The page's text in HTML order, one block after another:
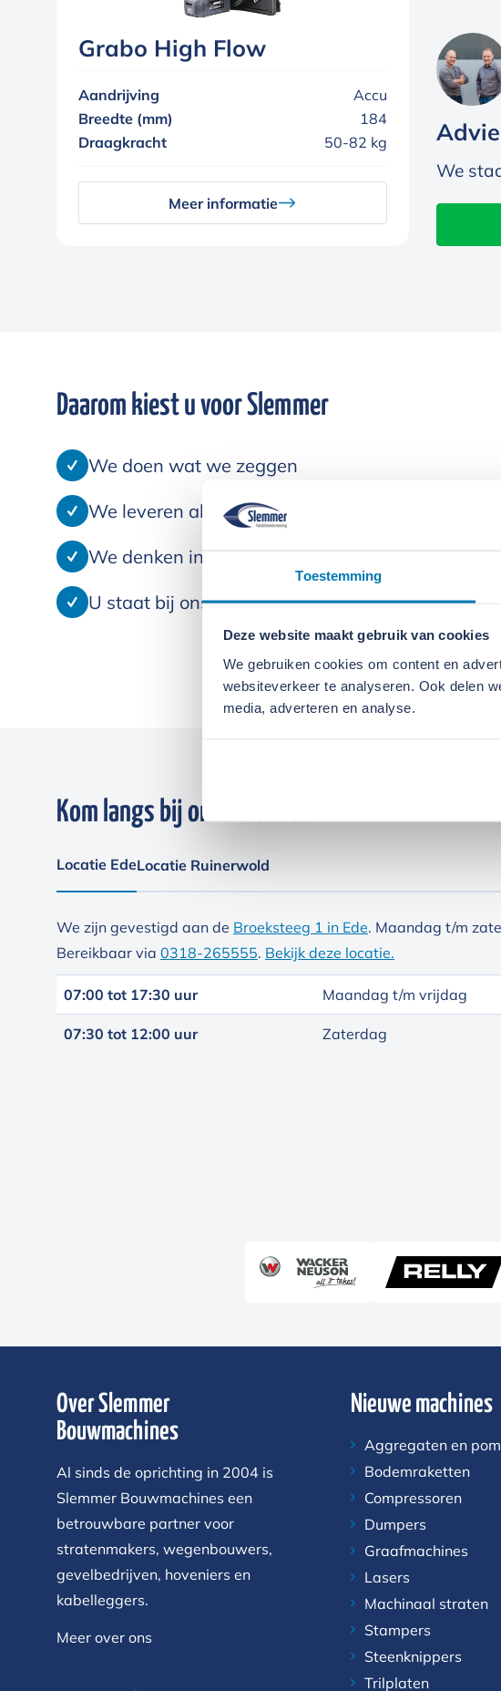
Toestemming
Deze website maakt gebruik van cookies
We gebruiken cookies om content en
websiteverkeer te analyseren. Ook delen
media, adverteren en analyse.
Grabo High Flow
Aandrijving
Accu
Breedte (mm)
184
Draagkracht
50-82 kg
Meer informatie
We
Daarom kiest u voor Slemmer
We doen wat we zeggen
We leveren alleen kwaliteit
We denken in oplossingen
U staat bij ons centraal
Kom langs bij onze locaties
Locatie EdeLocatie Ruinerwold
We zijn gevestigd aan de Broeksteeg 1 in Ede. Maandag t/m
Bereikbaar via 0318-265555. Bekijk deze locatie.
07:00 tot 17:30 uur Maandag t/m vrijdag
07:30 tot 12:00 uur Zaterdag
Over Slemmer
Bouwmachines
Al sinds de oprichting in 2004 is
Slemmer Bouwmachines een
betrouwbare partner voor
stratenmakers, wegenbouwers,
gevelbedrijven, hoveniers en
kabelleggers.
Meer over ons
Nieuwe machines
Aggregaten en
Bodemraketten
Compressoren
Dumpers
Graafmachines
Lasers
Machinaal straten
Stampers
Steenknippers
Trilplaten